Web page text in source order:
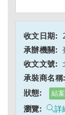
結案
詳